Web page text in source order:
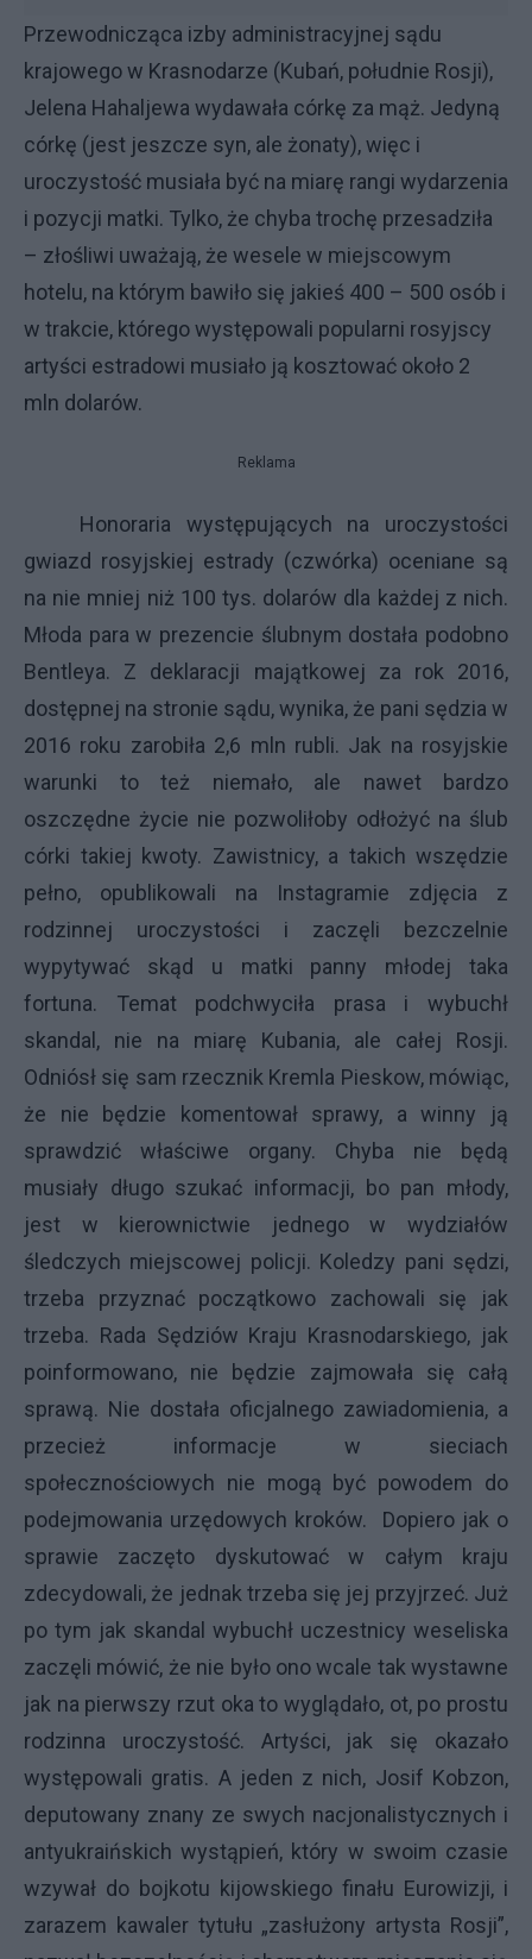
Przewodnicząca izby administracyjnej sądu
krajowego w Krasnodarze (Kubań, południe Rosji),
Jelena Hahaljewa wydawała córkę za mąż. Jedyną
córkę (jest jeszcze syn, ale żonaty), więc i
uroczystość musiała być na miarę rangi wydarzenia
i pozycji matki. Tylko, że chyba trochę przesadziła
– złośliwi uważają, że wesele w miejscowym
hotelu, na którym bawiło się jakieś 400 – 500 osób i
w trakcie, którego występowali popularni rosyjscy
artyści estradowi musiało ją kosztować około 2
mln dolarów.
Reklama
Honoraria występujących na uroczystości
gwiazd rosyjskiej estrady (czwórka) oceniane są
na nie mniej niż 100 tys. dolarów dla każdej z nich.
Młoda para w prezencie ślubnym dostała podobno
Bentleya. Z deklaracji majątkowej za rok 2016,
dostępnej na stronie sądu, wynika, że pani sędzia w
2016 roku zarobiła 2,6 mln rubli. Jak na rosyjskie
warunki to też niemało, ale nawet bardzo
oszczędne życie nie pozwoliłoby odłożyć na ślub
córki takiej kwoty. Zawistnicy, a takich wszędzie
pełno, opublikowali na Instagramie zdjęcia z
rodzinnej uroczystości i zaczęli bezczelnie
wypytywać skąd u matki panny młodej taka
fortuna. Temat podchwyciła prasa i wybuchł
skandal, nie na miarę Kubania, ale całej Rosji.
Odniósł się sam rzecznik Kremla Pieskow, mówiąc,
że nie będzie komentował sprawy, a winny ją
sprawdzić właściwe organy. Chyba nie będą
musiały długo szukać informacji, bo pan młody,
jest w kierownictwie jednego w wydziałów
śledczych miejscowej policji. Koledzy pani sędzi,
trzeba przyznać początkowo zachowali się jak
trzeba. Rada Sędziów Kraju Krasnodarskiego, jak
poinformowano, nie będzie zajmowała się całą
sprawą. Nie dostała oficjalnego zawiadomienia, a
przecież informacje w sieciach
społecznościowych nie mogą być powodem do
podejmowania urzędowych kroków. Dopiero jak o
sprawie zaczęto dyskutować w całym kraju
zdecydowali, że jednak trzeba się jej przyjrzeć. Już
po tym jak skandal wybuchł uczestnicy weseliska
zaczęli mówić, że nie było ono wcale tak wystawne
jak na pierwszy rzut oka to wyglądało, ot, po prostu
rodzinna uroczystość. Artyści, jak się okazało
występowali gratis. A jeden z nich, Josif Kobzon,
deputowany znany ze swych nacjonalistycznych i
antyukraińskich wystąpień, który w swoim czasie
wzywał do bojkotu kijowskiego finału Eurowizji, i
zarazem kawaler tytułu „zasłużony artysta Rosji”,